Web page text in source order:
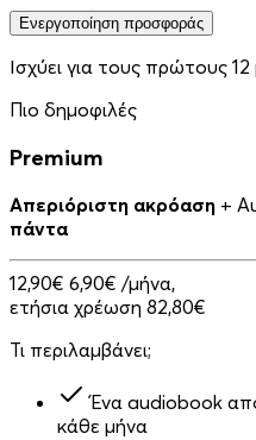
Ενεργοποίηση προσφοράς
Ισχύει για τους πρώτους 12
Πιο δημοφιλές
Premium
Απεριόριστη ακρόαση +
πάντα
12,90€ 6,90€ /μήνα,
ετήσια χρέωση 82,80€
Τι περιλαμβάνει;
Ένα audiobook
κάθε μήνα